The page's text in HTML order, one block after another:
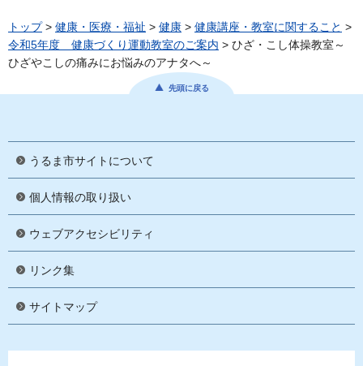
トップ> 健康・医療・福祉 > 健康 > 健康講座・教室に関すること >
令和5年度 健康づくり運動教室のご案内 > ひざ・こし体操教室～
ひざやこしの痛みにお悩みのアナタへ～
先頭に戻る
うるま市サイトについて
個人情報の取り扱い
ウェブアクセシビリティ
リンク集
サイトマップ